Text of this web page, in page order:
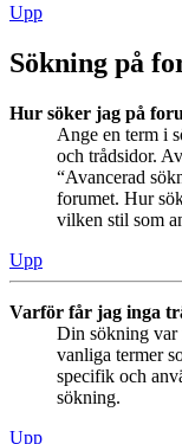
Upp
Sökning på
Hur söker jag på
Ange en term i
och trådsidor.
“Avancerad
forumet. Hur
vilken stil som
Upp
Varför får jag inga
Din sökning var
vanliga termer
specifik och
sökning.
Upp